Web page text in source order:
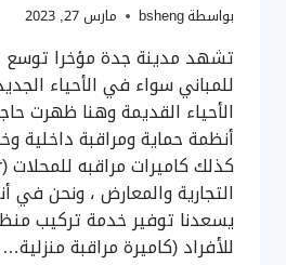
بواسطةbsheng مارس 27, 2023
تشهد مدينة جدة مؤخرا توسع
للمباني سواء في الأحياء
الأحياء القديمة وهنا ظهرت
أنظمة حماية ومراقبة داخلية
التجارية والمعارض ، ونحن في
يسعدنا توفير خدمة تركيب
للأفراد (كاميرة مراقبة منزلية…